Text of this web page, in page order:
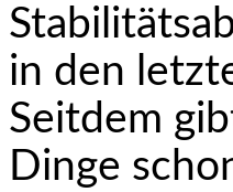
in den
Seitdem
Dinge